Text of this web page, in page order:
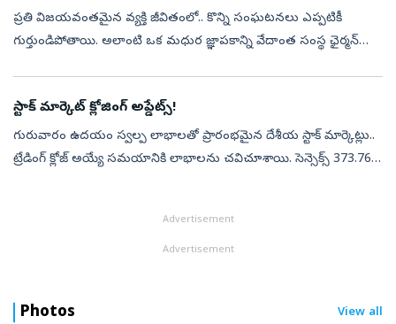
ప్రతి విజయవంతమైన వ్యక్తి జీవితంలో.. కొన్ని సంఘటనలు ఎప్పటికీ
గుర్తుండిపోతాయి. అలాంటి ఒక మధుర జ్ఞాపకాన్ని వేదాంత సంస్థ ఛైర్మన్
స్టాక్ మార్కెట్ క్లోజింగ్ అప్డేట్స్!
గురువారం ఉదయం స్వల్ప లాభాలతో ప్రారంభమైన దేశీయ స్టాక్ మార్కెట్లు..
ట్రేడింగ్ క్లోజ్ అయ్యే సమయానికి లాభాలను చవిచూశాయి. సెన్సెక్స్ 373.76
Advertisement
Advertisement
Photos View all